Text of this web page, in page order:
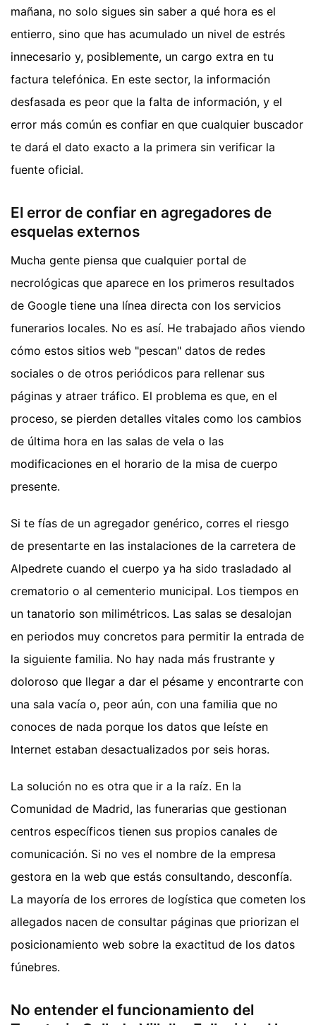
mañana, no solo sigues sin saber a qué hora es el
entierro, sino que has acumulado un nivel de estrés
innecesario y, posiblemente, un cargo extra en tu
factura telefónica. En este sector, la información
desfasada es peor que la falta de información, y el
error más común es confiar en que cualquier buscador
te dará el dato exacto a la primera sin verificar la
fuente oficial.
El error de confiar en agregadores de
esquelas externos
Mucha gente piensa que cualquier portal de
necrológicas que aparece en los primeros resultados
de Google tiene una línea directa con los servicios
funerarios locales. No es así. He trabajado años viendo
cómo estos sitios web "pescan" datos de redes
sociales o de otros periódicos para rellenar sus
páginas y atraer tráfico. El problema es que, en el
proceso, se pierden detalles vitales como los cambios
de última hora en las salas de vela o las
modificaciones en el horario de la misa de cuerpo
presente.
Si te fías de un agregador genérico, corres el riesgo
de presentarte en las instalaciones de la carretera de
Alpedrete cuando el cuerpo ya ha sido trasladado al
crematorio o al cementerio municipal. Los tiempos en
un tanatorio son milimétricos. Las salas se desalojan
en periodos muy concretos para permitir la entrada de
la siguiente familia. No hay nada más frustrante y
doloroso que llegar a dar el pésame y encontrarte con
una sala vacía o, peor aún, con una familia que no
conoces de nada porque los datos que leíste en
Internet estaban desactualizados por seis horas.
La solución no es otra que ir a la raíz. En la
Comunidad de Madrid, las funerarias que gestionan
centros específicos tienen sus propios canales de
comunicación. Si no ves el nombre de la empresa
gestora en la web que estás consultando, desconfía.
La mayoría de los errores de logística que cometen los
allegados nacen de consultar páginas que priorizan el
posicionamiento web sobre la exactitud de los datos
fúnebres.
No entender el funcionamiento del